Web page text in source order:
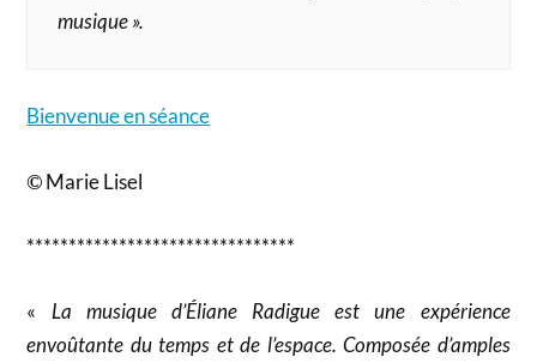
musique ».
Bienvenue en séance
© Marie Lisel
********************************
« La musique d’Éliane Radigue est une expérience
envoûtante du temps et de l’espace. Composée d’amples